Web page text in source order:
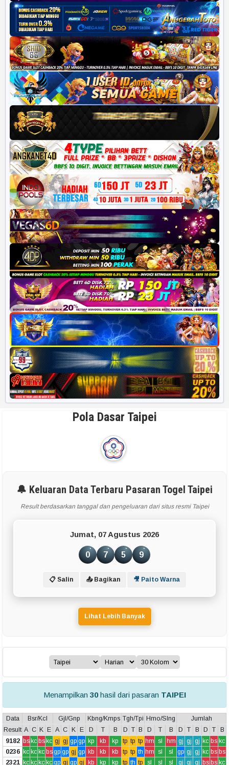
Pola Dasar Taipei
🔔 Keluaran Data Terbaru Pasaran Togel Taipei
Result berdasarkan tanggal dan pengeluaran dari situs resmi Taipei
Jumat, 07 Agustus 2026
0 7 5 9
📋 Salin 📤 Bagikan 🎥 Paito Warna
Lihat Lebih Banyak
Menampilkan 30hasil dari pasaran TAIPEI
Data Bsr/Kcl Gjl/Gnp Kbng/Kmps Tgh/Tpi Hmo/Slng
Jumlah
Result A C K E A C K E D T B D T B D T B D T B D T
B
9182 bskc bskc gj gj gp gp kp kb kp tp tp tp hm sl hm gj gj gj kc bs kc
0236 kc kc kc bsgp gp gj gp kb kb kb tp tp th hm sl sl gp gj gj kc bs bs
2321 kc kc kc kc gp gj gp gj kb kp kp tp th tp sl sl sl gj gj gj bs bs kc